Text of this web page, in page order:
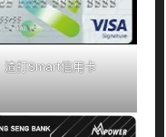
渣打Smart信用卡